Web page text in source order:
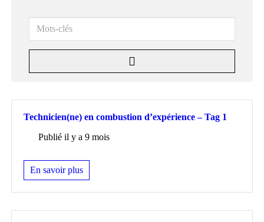
clés
Technicien(ne) en combustion d’expérience – Tag 1
Publié il y a 9 mois
En savoir plus